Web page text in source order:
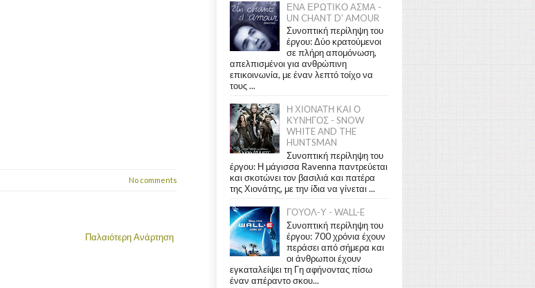
No comments
Παλαιότερη Ανάρτηση
ΕΝΑ ΕΡΩΤΙΚΟ ΑΣΜΑ -
UN CHANT D' AMOUR
Συνοπτική περίληψη του
έργου: Δύο κρατούμενοι
σε πλήρη απομόνωση,
απελπισμένοι για ανθρώπινη
επικοινωνία, με έναν λεπτό τοίχο να
τους ...
Η ΧΙΟΝΑΤΗ ΚΑΙ Ο
ΚΥΝΗΓΟΣ - SNOW
WHITE AND THE
HUNTSMAN
Συνοπτική περίληψη του
έργου: Η μάγισσα Ravenna παντρεύεται
και σκοτώνει τον βασιλιά και πατέρα
της Χιονάτης, με την ίδια να γίνεται ...
ΓΟΥΟΛ-Υ - WALL-E
Συνοπτική περίληψη του
έργου: 700 χρόνια έχουν
περάσει από σήμερα και
οι άνθρωποι έχουν
εγκαταλείψει τη Γη αφήνοντας πίσω
έναν απέραντο σκου...